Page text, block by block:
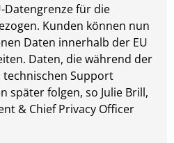
Datengrenze für die
Kunden können nun
Daten innerhalb der EU
Daten, die während der
Support
später folgen, so Julie Brill,
& Chief Privacy Officer